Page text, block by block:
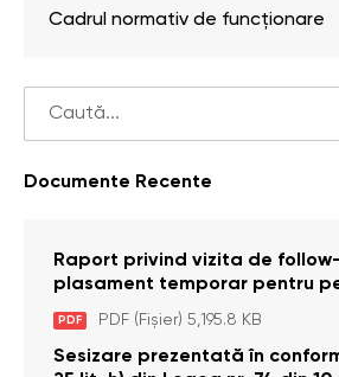
Cadrul normativ de funcționare
Documente Recente
Raport privind vizita de
plasament temporar pentru
dizabilități (adulte) Bădiceni,
2026)
PDF PDF (Fișier) 5,195.8 KB
Sesizare prezentată în